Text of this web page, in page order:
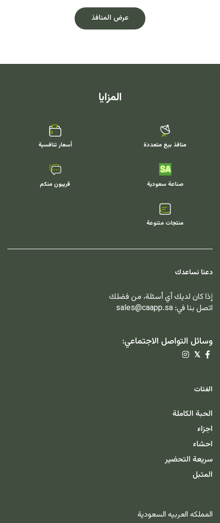
عرض المنافذ
المزايا
منافذ بيع متعددة أسعار تنافسية
صناعة سعودية قريبون منكم
منتجات متنوعة
دعنا نساعدك
إذا كان لديك أي أسئلة، من فضلك
اتصل بنا في: sales@caapp.sa
وسائل التواصل الاجتماعي:
𝕏
الفئات
الحبة الكاملة
اجزاء
احشاء
سريعة التحضير
المتبل
المملكه العربيه السعودية